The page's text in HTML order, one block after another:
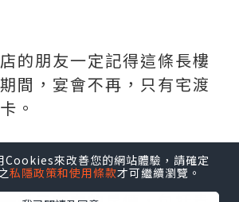
得觀賞的壁畫
來改善您的網站體驗，請確定
私隱政策和使用條款才可繼續瀏覽。